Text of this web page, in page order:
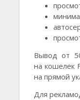
Вывод от
на кошелек
на прямой
Для